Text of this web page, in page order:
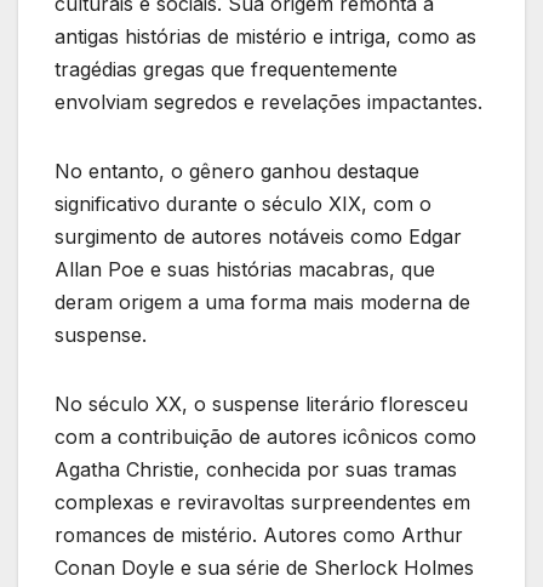
antigas histórias de mistério e intriga, como as
tragédias gregas que frequentemente
envolviam segredos e revelações impactantes.
No entanto, o gênero ganhou destaque
significativo durante o século XIX, com o
surgimento de autores notáveis como Edgar
Allan Poe e suas histórias macabras, que
deram origem a uma forma mais moderna de
suspense.
No século XX, o suspense literário floresceu
com a contribuição de autores icônicos como
Agatha Christie, conhecida por suas tramas
complexas e reviravoltas surpreendentes em
romances de mistério. Autores como Arthur
Conan Doyle e sua série de Sherlock Holmes